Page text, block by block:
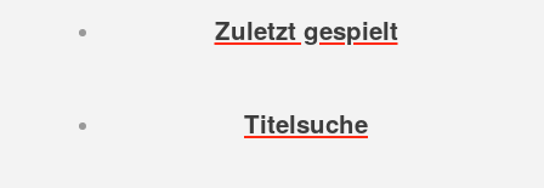
Zuletzt gespielt
Titelsuche